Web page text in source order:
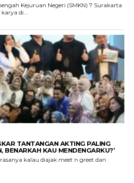
Kejuruan Negeri (SMKN) 7 Surakarta
di...
TANTANGAN AKTING PALING
BENARKAH KAU MENDENGARKU?’
kalau diajak meet n greet dan